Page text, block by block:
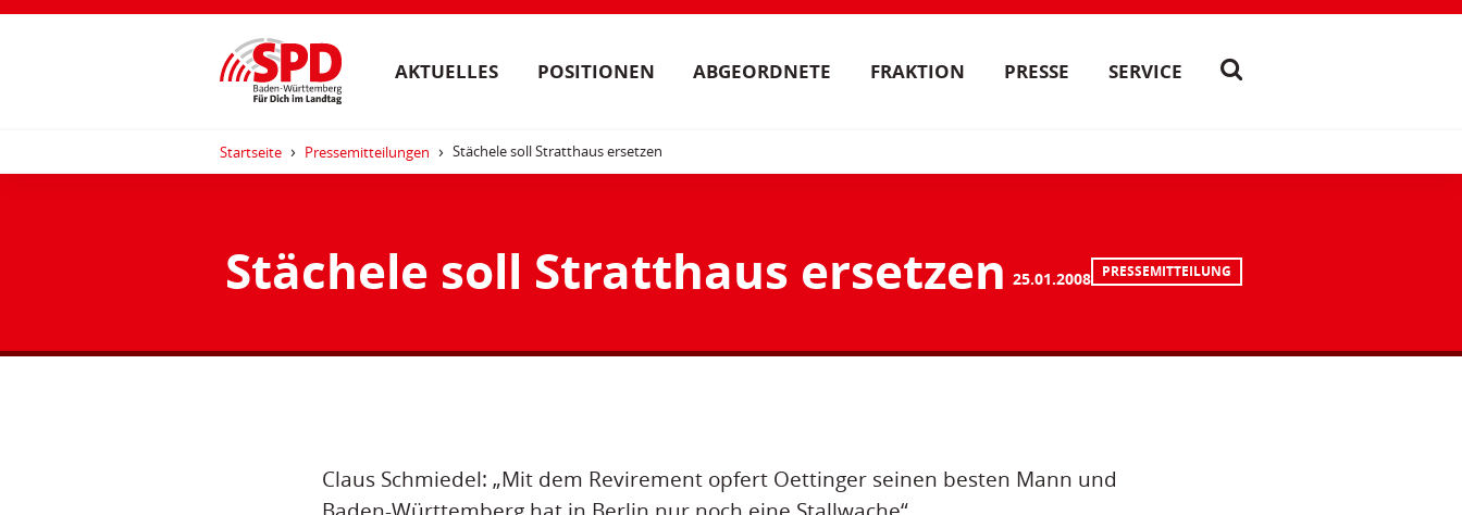
AKTUELLES POSITIONEN ABGEORDNETE FRAKTION PRESSE SERVICE
Startseite Pressemitteilungen Stächele soll Stratthaus ersetzen
Stächele soll Stratthaus ersetzen 25.01.2008 PRESSEMITTEILUNG
Claus Schmiedel: „Mit dem Revirement opfert Oettinger seinen besten Mann und